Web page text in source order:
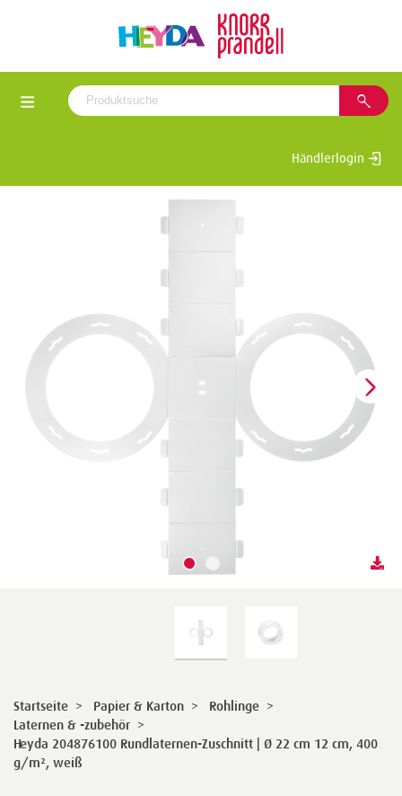
Händlerlogin
Startseite > Papier & Karton > Rohlinge >
Laternen & -zubehör >
Heyda 204876100 Rundlaternen-Zuschnitt | Ø 22 cm 12 cm, 400
g/m², weiß